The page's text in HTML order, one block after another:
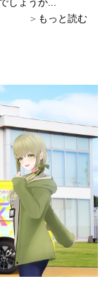
もっと読む